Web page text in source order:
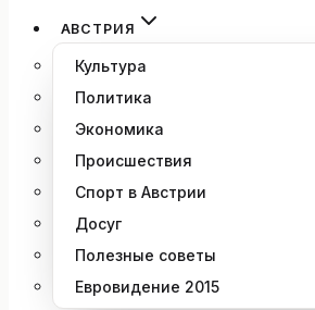
содержимому
АВСТРИЯ
Культура
Политика
Экономика
Происшествия
Спорт в Австрии
Досуг
Полезные советы
Евровидение 2015